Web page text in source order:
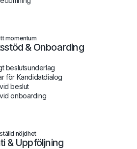
momentum
& Onboarding
beslutsunderlag
för Kandidatdialog
beslut
onboarding
nöjdhet
& Uppföljning